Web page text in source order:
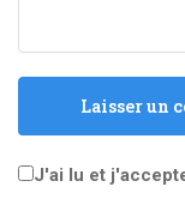
Laisser un
J'ai lu et